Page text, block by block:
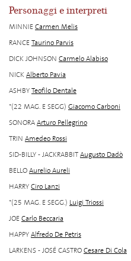
Personaggi e interpreti
MINNIECarmen Melis
RANCETaurino Parvis
DICK JOHNSON Carmelo Alabiso
NICKAlberto Pavia
ASHBYTeofilo Dentale
*(22 MAG. E SEGG) Giacomo Carboni
SONORAArturo Pellegrino
TRIN Amedeo Rossi
SID-BILLY - JACKRABBITAugusto Dadò
BELLOAurelio Aureli
HARRYCiro Lanzi
*(25 MAG. E SEGG.) Luigi Triossi
JOECarlo Beccaria
HAPPYAlfredo De Petris
LARKENS - JOSÉ CASTROCesare Di Cola